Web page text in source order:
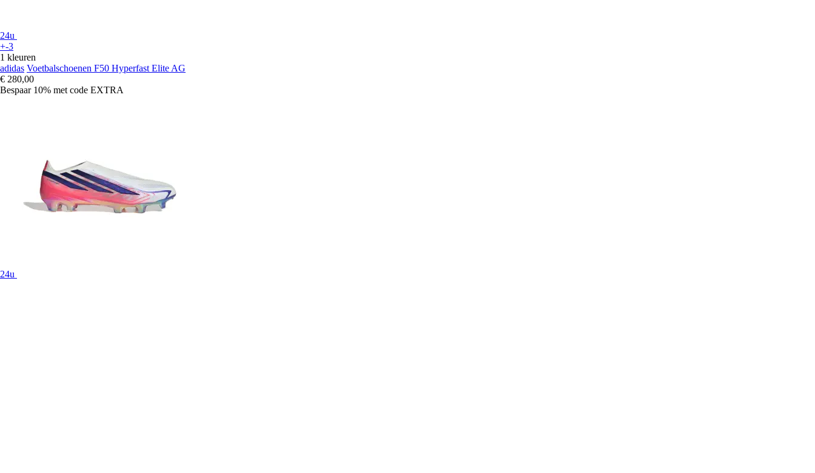
24u
+-3
1 kleuren
adidas Voetbalschoenen F50 Hyperfast Elite AG
€ 280,00
Bespaar 10% met code EXTRA
24u